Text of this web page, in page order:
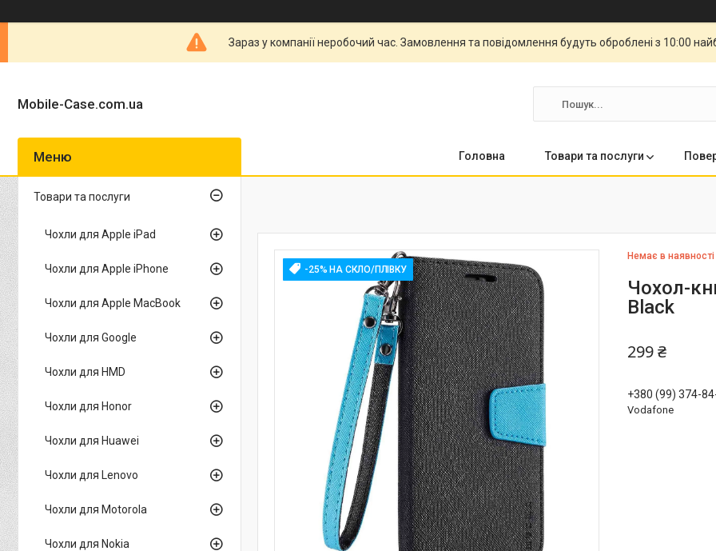
Зараз у компанії неробочий час. Замовлення та повідомлення будуть оброблені з 10:00
Mobile-Case.com.ua
Головна Товари та послуги
-25% НА СКЛО/ПЛІВКУ
Немає в наявності
Чохол-
Black
299 ₴
+380 (99) 374-
Vodafone
Товари та послуги
Чохли для Apple iPad
Чохли для Apple iPhone
Чохли для Apple MacBook
Чохли для Google
Чохли для HMD
Чохли для Honor
Чохли для Huawei
Чохли для Lenovo
Чохли для Motorola
Чохли для Nokia